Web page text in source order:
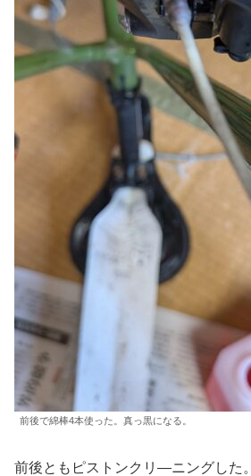
前後で綿棒4本使った。真っ黒になる。
前後ともピストンクリ―ニングした。